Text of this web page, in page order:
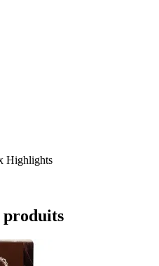
Highlights
produits